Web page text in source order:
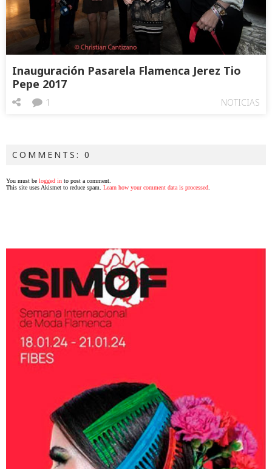
Inauguración Pasarela Flamenca Jerez Tio
Pepe 2017
NOTICIAS
1
COMMENTS: 0
You must be logged in to post a comment.
This site uses Akismet to reduce spam. Learn how your comment data is processed.